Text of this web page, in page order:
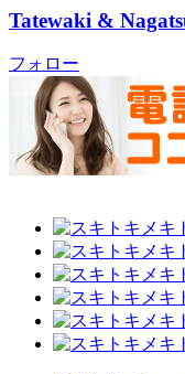
Tatewaki &
フォロー